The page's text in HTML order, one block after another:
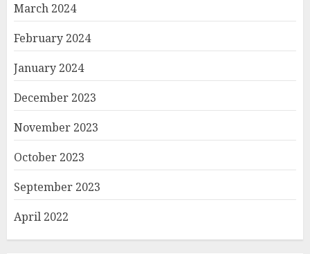
March 2024
February 2024
January 2024
December 2023
November 2023
October 2023
September 2023
April 2022